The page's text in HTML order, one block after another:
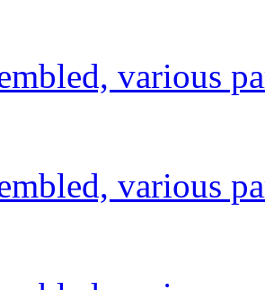
various
various